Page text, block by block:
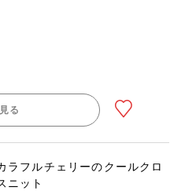
る
ラフルチェリーのクールクロ
ニット